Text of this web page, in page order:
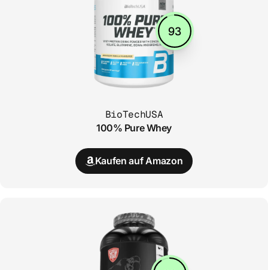
93
BioTechUSA
100% Pure Whey
Kaufen auf Amazon